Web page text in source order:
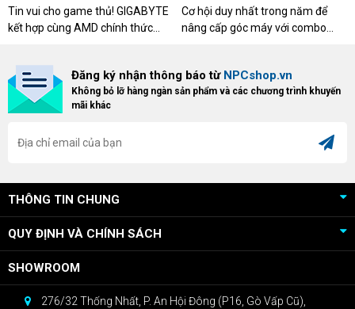
DESERT CÙNG GIGABYTE &
AMD
Tin vui cho game thủ! GIGABYTE
kết hợp cùng AMD chính thức
khách hàng sở hữu VGA Radeon
RX 9070 / RX 9070 XT.
CƠ XỊN
Cơ hội duy nhất trong năm để
nâng cấp góc máy với combo
dòng ghế Gaming cao cấp nhất,
bạn sẽ nhận ngay quà tặng trị giá
Đăng ký nhận thông báo từ NPCshop.vn
Không bỏ lỡ hàng ngàn sản phẩm và các chương trình khuyến
mãi khác
THÔNG TIN CHUNG
QUY ĐỊNH VÀ CHÍNH SÁCH
SHOWROOM
276/32 Thống Nhất, P. An Hội Đông (P16, Gò Vấp Cũ),